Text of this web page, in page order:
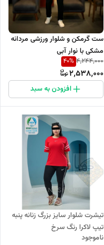
ست گرمکن و شلوار ورزشی مردانه
مشکی با نوار آبی
4,244,000
40%
2,538,000
افزودن به سبد
تیشرت شلوار سایز بزرگ زنانه پنبه
تیپ لاکرا رنگ سرخ
ناموجود